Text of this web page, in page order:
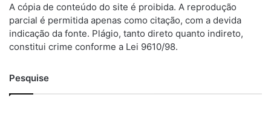
A cópia de conteúdo do site é proibida. A reprodução
parcial é permitida apenas como citação, com a devida
indicação da fonte. Plágio, tanto direto quanto indireto,
constitui crime conforme a Lei 9610/98.
Pesquise